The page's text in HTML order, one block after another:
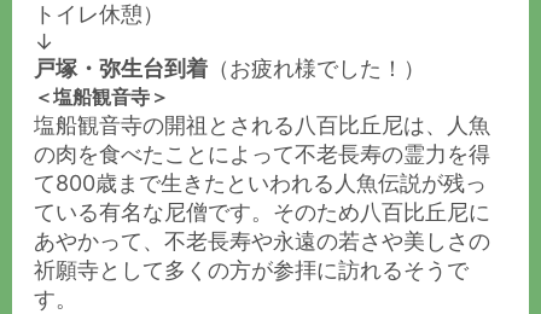
トイレ休憩）
↓
戸塚・弥生台到着 （お疲れ様でした！）
＜塩船観音寺 ＞
塩船観音寺の開祖とされる八百比丘尼は、人魚
の肉を食べたことによって不老長寿の霊力を得
て800歳まで生きたといわれる人魚伝説が残っ
ている有名な尼僧です。そのため八百比丘尼に
あやかって、不老長寿や永遠の若さや美しさの
祈願寺として多くの方が参拝に訪れるそうで
す。